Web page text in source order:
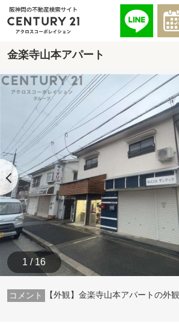
金楽寺山本アパート
【外観】金楽寺山本アパートの外観
1 / 16